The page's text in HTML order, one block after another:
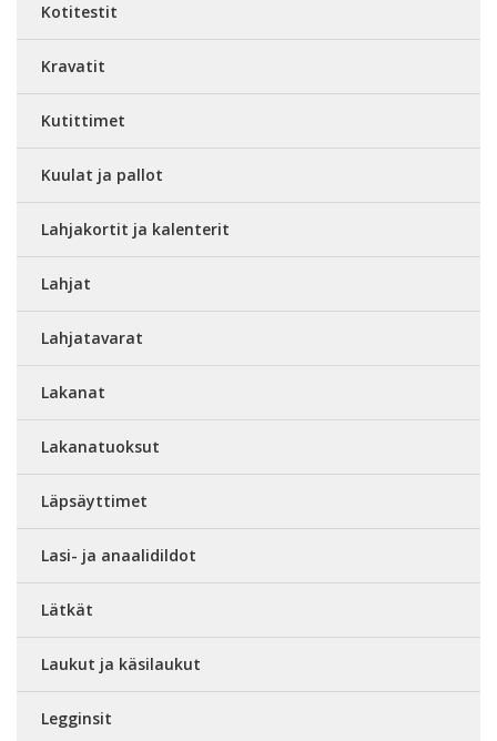
Kotitestit
Kravatit
Kutittimet
Kuulat ja pallot
Lahjakortit ja kalenterit
Lahjat
Lahjatavarat
Lakanat
Lakanatuoksut
Läpsäyttimet
Lasi- ja anaalidildot
Lätkät
Laukut ja käsilaukut
Legginsit